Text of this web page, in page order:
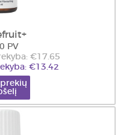
PV
€17.65
€13.42